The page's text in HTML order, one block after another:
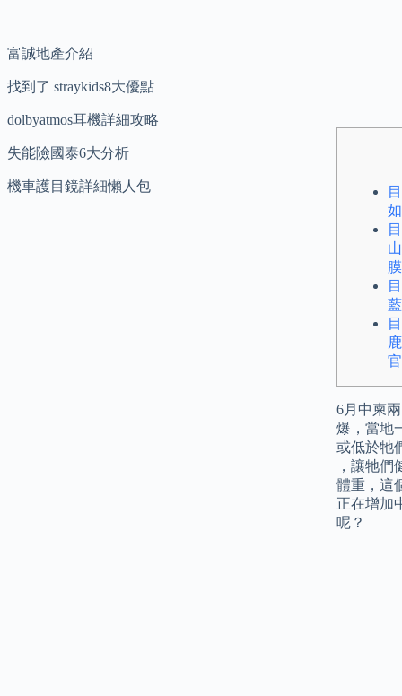
藍
6月中柬
爆，當地
或低於牠
，讓牠
體重，這
正在增加
呢？
富誠地產介紹
找到了 straykids8大優點
dolbyatmos耳機詳細攻略
失能險國泰6大分析
機車護目鏡詳細懶人包